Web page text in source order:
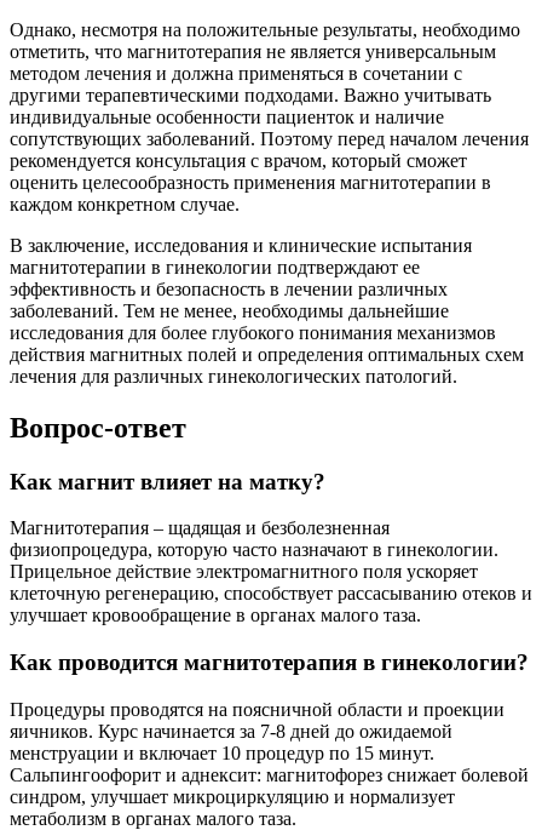
Однако, несмотря на положительные результаты, необходимо
отметить, что магнитотерапия не является универсальным
методом лечения и должна применяться в сочетании с
другими терапевтическими подходами. Важно учитывать
индивидуальные особенности пациенток и наличие
сопутствующих заболеваний. Поэтому перед началом лечения
рекомендуется консультация с врачом, который сможет
оценить целесообразность применения магнитотерапии в
каждом конкретном случае.
В заключение, исследования и клинические испытания
магнитотерапии в гинекологии подтверждают ее
эффективность и безопасность в лечении различных
заболеваний. Тем не менее, необходимы дальнейшие
исследования для более глубокого понимания механизмов
действия магнитных полей и определения оптимальных схем
лечения для различных гинекологических патологий.
Вопрос-ответ
Как магнит влияет на матку?
Магнитотерапия – щадящая и безболезненная
физиопроцедура, которую часто назначают в гинекологии.
Прицельное действие электромагнитного поля ускоряет
клеточную регенерацию, способствует рассасыванию отеков и
улучшает кровообращение в органах малого таза.
Как проводится магнитотерапия в гинекологии?
Процедуры проводятся на поясничной области и проекции
яичников. Курс начинается за 7-8 дней до ожидаемой
менструации и включает 10 процедур по 15 минут.
Сальпингоофорит и аднексит: магнитофорез снижает болевой
синдром, улучшает микроциркуляцию и нормализует
метаболизм в органах малого таза.